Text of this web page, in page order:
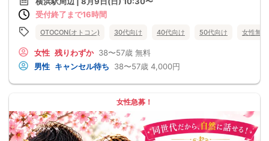
受付終了まで16時間
OTOCON(オトコン) 30代向け 40代向け 50代向け 女性無料
女性 残りわずか 38〜57歳 無料
男性 キャンセル待ち 38〜57歳 4,000円
女性急募！